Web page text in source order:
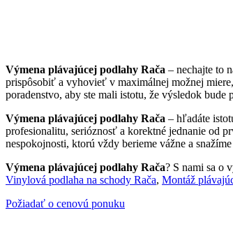
Výmena plávajúcej podlahy Rača – nechajte to
prispôsobiť a vyhovieť v maximálnej možnej
poradenstvo, aby ste mali istotu, že výsledok bude
Výmena plávajúcej podlahy Rača – hľadáte
profesionalitu, serióznosť a korektné jednanie od
nespokojnosti, ktorú vždy berieme vážne a
Výmena plávajúcej podlahy Rača? S nami sa o
Vinylová podlaha na schody Rača, Montáž
Požiadať o cenovú ponuku